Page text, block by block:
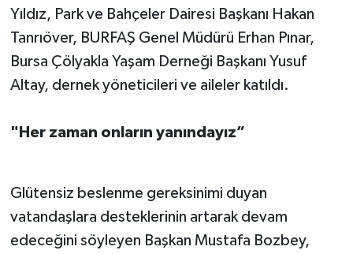
Yıldız, Park ve Bahçeler Dairesi Başkanı Hakan
Tanrıöver, BURFAŞ Genel Müdürü Erhan Pınar,
Bursa Çölyakla Yaşam Derneği Başkanı Yusuf
Altay, dernek yöneticileri ve aileler katıldı.
"Her zaman onların yanındayız”
Glütensiz beslenme gereksinimi duyan
vatandaşlara desteklerinin artarak devam
edeceğini söyleyen Başkan Mustafa Bozbey,